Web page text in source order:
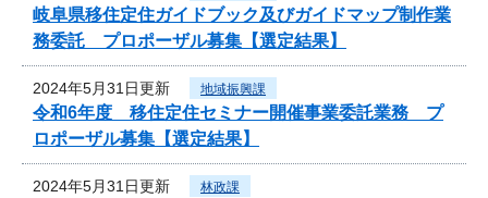
岐阜県移住定住ガイドブック及びガイドマップ制作業
務委託 プロポーザル募集【選定結果】
2024年5月31日更新 地域振興課
令和6年度 移住定住セミナー開催事業委託業務 プ
ロポーザル募集【選定結果】
2024年5月31日更新 林政課